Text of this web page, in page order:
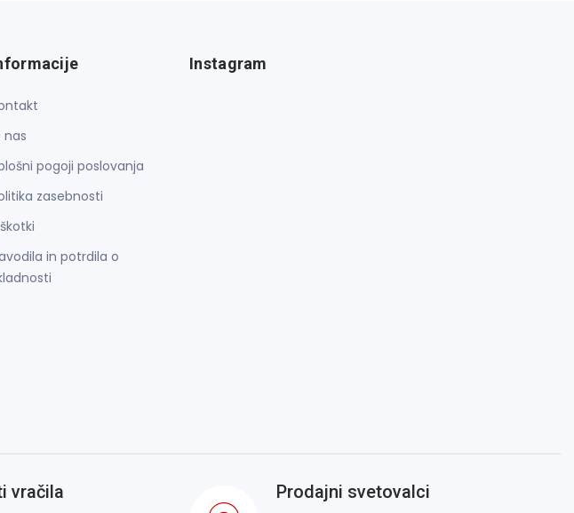
nas
pogoji poslovanja
zasebnosti
in potrdila o
Instagram
vračila Prodajni svetovalci